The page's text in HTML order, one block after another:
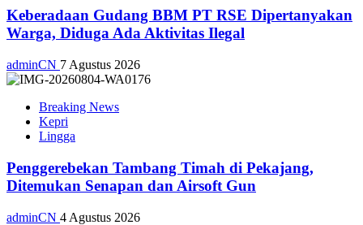
Keberadaan Gudang BBM PT RSE Dipertanyakan
Warga, Diduga Ada Aktivitas Ilegal
adminCN 7 Agustus 2026
Breaking News
Kepri
Lingga
Penggerebekan Tambang Timah di Pekajang,
Ditemukan Senapan dan Airsoft Gun
adminCN 4 Agustus 2026